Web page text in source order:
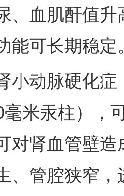
、血肌酐值
能可长期稳定
动脉硬化症
米汞柱），
对肾血管壁
、管腔狭窄